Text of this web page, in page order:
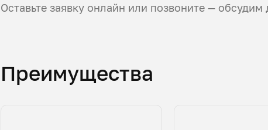
Оставьте заявку онлайн или позвоните — обсудим
Преимущества